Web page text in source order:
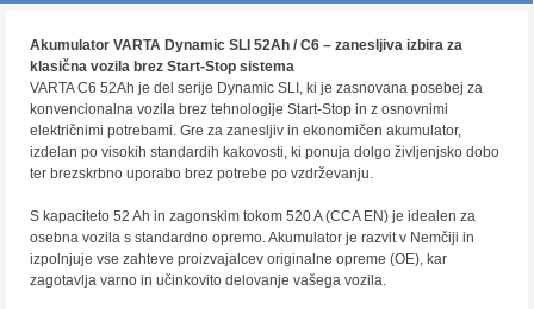
Akumulator VARTA Dynamic SLI 52Ah / C6 – zanesljiva izbira za
klasična vozila brez Start-Stop sistema
VARTA C6 52Ah je del serije Dynamic SLI, ki je zasnovana posebej za
konvencionalna vozila brez tehnologije Start-Stop in z osnovnimi
električnimi potrebami. Gre za zanesljiv in ekonomičen akumulator,
izdelan po visokih standardih kakovosti, ki ponuja dolgo življenjsko dobo
ter brezskrbno uporabo brez potrebe po vzdrževanju.
S kapaciteto 52 Ah in zagonskim tokom 520 A (CCA EN) je idealen za
osebna vozila s standardno opremo. Akumulator je razvit v Nemčiji in
izpolnjuje vse zahteve proizvajalcev originalne opreme (OE), kar
zagotavlja varno in učinkovito delovanje vašega vozila.